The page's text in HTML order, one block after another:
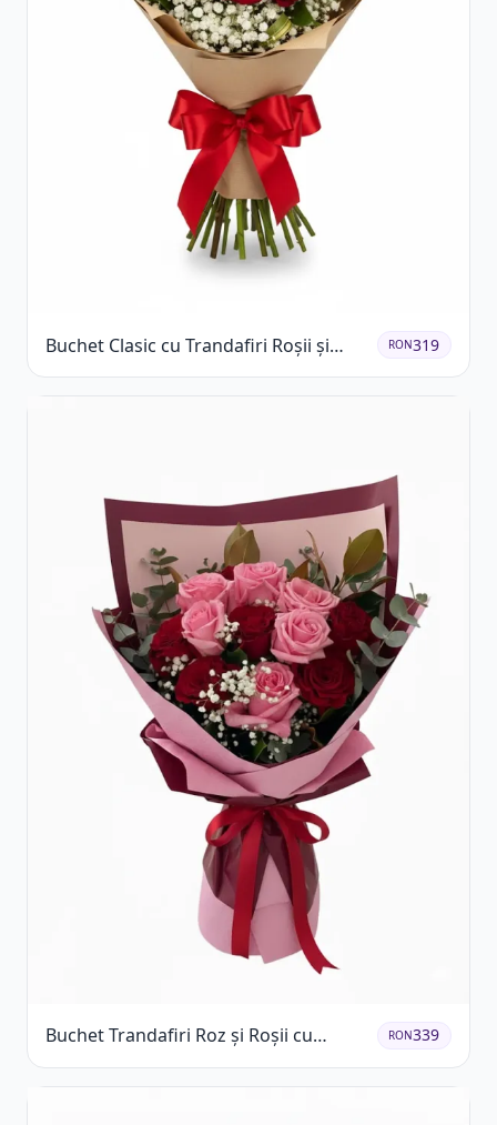
Buchet Clasic cu Trandafiri Roșii și
Gypsophila
RON319
Buchet Trandafiri Roz și Roșii cu
Eucalipt și Gypsophila
RON339